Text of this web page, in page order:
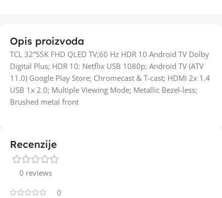
Opis proizvoda
TCL 32”S5K FHD QLED TV;60 Hz HDR 10 Android TV Dolby
Digital Plus; HDR 10: Netflix USB 1080p; Android TV (ATV
11.0) Google Play Store; Chromecast & T-cast; HDMI 2x 1.4
USB 1x 2.0; Multiple Viewing Mode; Metallic Bezel-less;
Brushed metal front
Recenzije
0 reviews
0